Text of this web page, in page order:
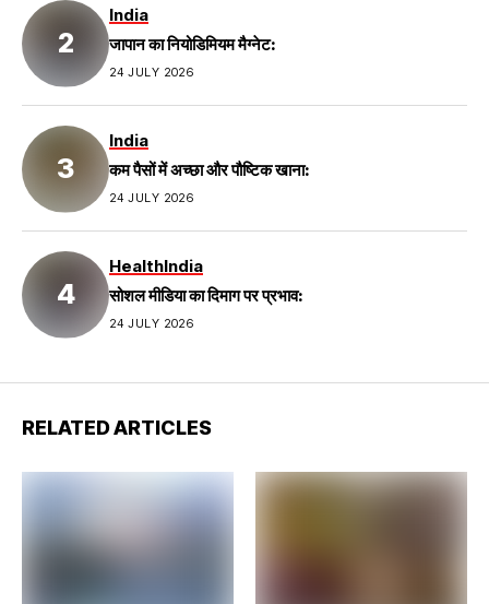
India
जापान का नियोडिमियम मैग्नेट:
24 JULY 2026
India
कम पैसों में अच्छा और पौष्टिक खाना:
24 JULY 2026
HealthIndia
सोशल मीडिया का दिमाग पर प्रभाव:
24 JULY 2026
RELATED ARTICLES